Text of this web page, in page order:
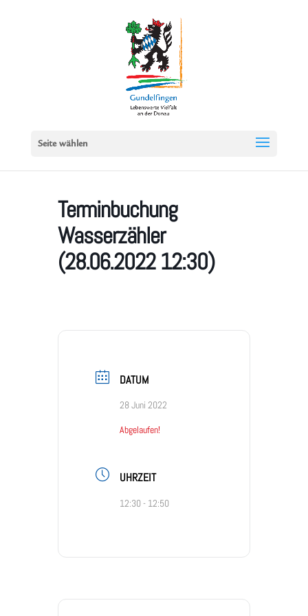
Seite wählen
Terminbuchung
Wasserzähler
(28.06.2022 12:30)
DATUM
28 Juni 2022
Abgelaufen!
UHRZEIT
12:30 - 12:50